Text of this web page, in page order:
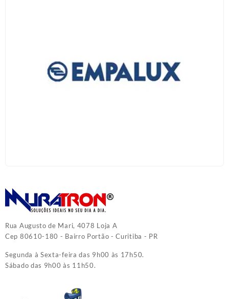
Rua Augusto de Mari, 4078 Loja A
Cep 80610-180 - Bairro Portão - Curitiba - PR
Segunda à Sexta-feira das 9h00 às 17h50.
Sábado das 9h00 às 11h50.